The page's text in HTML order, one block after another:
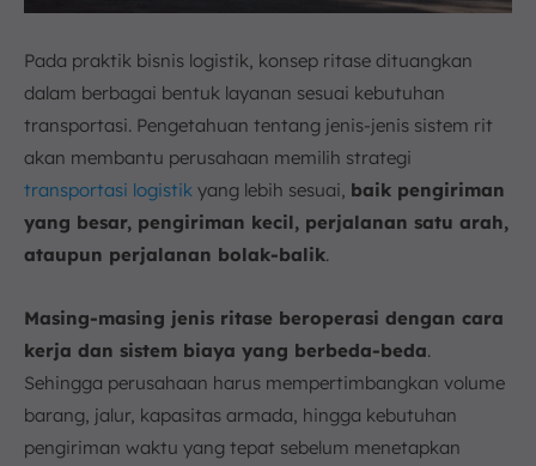
Pada praktik bisnis logistik, konsep ritase dituangkan
dalam berbagai bentuk layanan sesuai kebutuhan
transportasi. Pengetahuan tentang jenis-jenis sistem rit
akan membantu perusahaan memilih strategi
transportasi logistik yang lebih sesuai, baik pengiriman
yang besar, pengiriman kecil, perjalanan satu arah,
ataupun perjalanan bolak-balik.
Masing-masing jenis ritase beroperasi dengan cara
kerja dan sistem biaya yang berbeda-beda.
Sehingga perusahaan harus mempertimbangkan volume
barang, jalur, kapasitas armada, hingga kebutuhan
pengiriman waktu yang tepat sebelum menetapkan